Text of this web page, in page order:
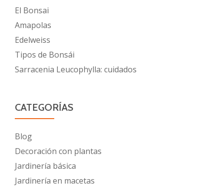
El Bonsai
Amapolas
Edelweiss
Tipos de Bonsái
Sarracenia Leucophylla: cuidados
CATEGORÍAS
Blog
Decoración con plantas
Jardinería básica
Jardinería en macetas